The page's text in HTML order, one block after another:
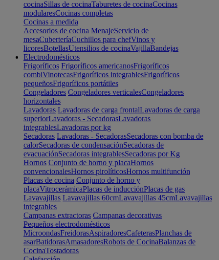
cocinaSillas de cocinaTaburetes de cocinaCocinas
modularesCocinas completas
Cocinas a medida
Accesorios de cocina MenajeServicio de
mesaCuberteríaCuchillos para chefVinos y
licoresBotellasUtensilios de cocinaVajillaBandejas
Electrodomésticos
Frigoríficos Frigoríficos americanosFrigoríficos
combiVinotecasFrigoríficos integrablesFrigoríficos
pequeñosFrigoríficos portátiles
Congeladores Congeladores verticalesCongeladores
horizontales
Lavadoras Lavadoras de carga frontalLavadoras de carga
superiorLavadoras - SecadorasLavadoras
integrablesLavadoras por kg
Secadoras Lavadoras - SecadorasSecadoras con bomba de
calorSecadoras de condensaciónSecadoras de
evacuaciónSecadoras integrablesSecadoras por Kg
Hornos Conjunto de horno y placaHornos
convencionalesHornos pirolíticosHornos multifunción
Placas de cocina Conjunto de horno y
placaVitrocerámicaPlacas de inducciónPlacas de gas
Lavavajillas Lavavajillas 60cmLavavajillas 45cmLavavajillas
integrables
Campanas extractoras Campanas decorativas
Pequeños electrodomésticos
MicroondasFreidorasAspiradoresCafeterasPlanchas de
asarBatidorasAmasadoresRobots de CocinaBalanzas de
CocinaTostadoras